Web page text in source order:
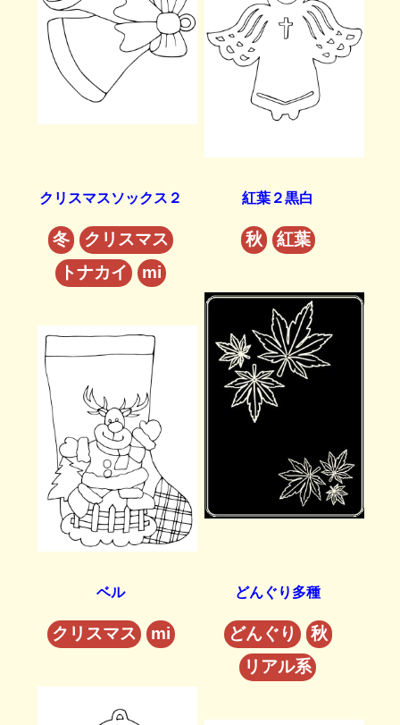
クリスマスソックス２
冬
クリスマス
トナカイ
mi
紅葉２黒白
秋 紅葉
ベル
クリスマス mi
どんぐり多種
どんぐり
秋
リアル系